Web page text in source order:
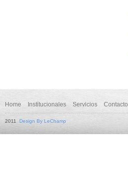
Home Institucionales Servicios Contacto
2011 Design By LeChamp